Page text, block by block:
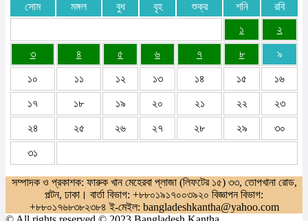
সোম মঙ্গল বুধ বৃহ শুক্র শনি
রবি
১
২
৩ ৪ ৫ ৬ ৭ ৮ ৯
১০ ১১ ১২ ১৩ ১৪ ১৫ ১৬
১৭ ১৮ ১৯ ২০ ২১ ২২ ২৩
২৪ ২৫ ২৬ ২৭ ২৮ ২৯ ৩০
৩১
সম্পাদক ও প্রকাশক: ফারুক খান মেহেরবা প্লাজা (লিফটের ১৫) ৩৩, তোপখানা রোড,
পল্টন, ঢাকা। বার্তা বিভাগ: +৮৮০১৯১৭০০৩৯২০ বিজ্ঞাপন বিভাগ:
+৮৮০১৭৬৮৩৮২৩৮৪ ই-মেইল: bangladeshkantha@yahoo.com